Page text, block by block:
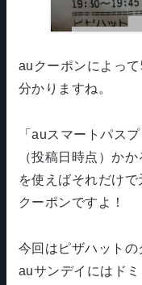
auクーポンによっ
分かりますね。
「auスマートパス
（投稿日時点）か
を使えばそれだけ
クーポンですよ！
今回はピザハットの
auサンデイにはド